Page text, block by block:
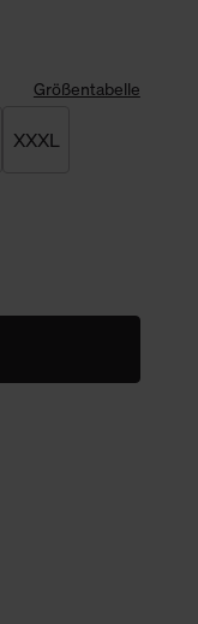
Größentabelle
XXXL